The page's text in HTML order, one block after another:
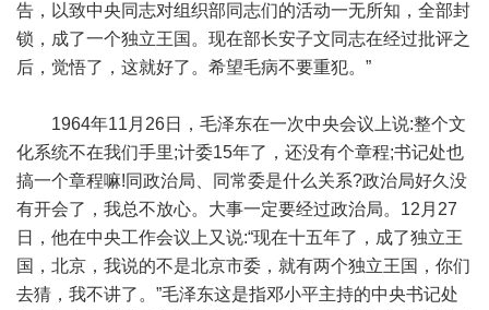
告，以致中央同志对组织部同志们的活动一无所知，全部封
锁，成了一个独立王国。现在部长安子文同志在经过批评之
后，觉悟了，这就好了。希望毛病不要重犯。”
1964年11月26日，毛泽东在一次中央会议上说:整个文
化系统不在我们手里;计委15年了，还没有个章程;书记处也
搞一个章程嘛!同政治局、同常委是什么关系?政治局好久没
有开会了，我总不放心。大事一定要经过政治局。12月27
日，他在中央工作会议上又说:“现在十五年了，成了独立王
国，北京，我说的不是北京市委，就有两个独立王国，你们
去猜，我不讲了。”毛泽东这是指邓小平主持的中央书记处